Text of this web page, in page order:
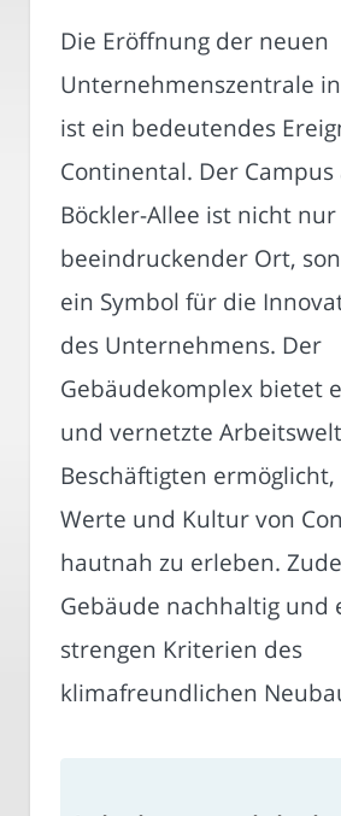
Die Eröffnung der neuen
Unternehmenszentrale
ist ein bedeutendes
Continental. Der
Böckler-Allee ist nicht
beeindruckender Ort,
ein Symbol für die
des Unternehmens. Der
Gebäudekomplex bietet
und vernetzte
Beschäftigten ermöglicht,
Werte und Kultur von
hautnah zu erleben.
Gebäude nachhaltig und
strengen Kriterien des
klimafreundlichen